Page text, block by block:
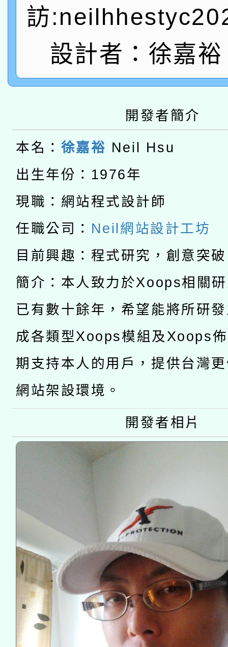
pilot」
有關大陸委員會函釋公
薪期間赴陸應申請許可
轉知經濟部水利署委託
業技術研究院辦理「
用水績優單位及節水達
115年8月22日(星期六
桃園市孔廟祈福系列
開 智慧啟航」
2026年桃園地景藝術
本校115學年度第2次
招甄選結果公告(無人
招)
適應運動共學行動站研
本館辦理115年度閱讀
暨閱讀推動專業研習
礎課程
A3數位素養講師名單
「數位內容與教學軟體
pilot」
有關大陸委員會函釋公
薪期間赴陸應申請許可
轉知經濟部水利署委託
業技術研究院辦理「
用水績優單位及節水達
動」
115年8月22日(星期六
桃園市孔廟祈福系列
開 智慧啟航」
2026年桃園地景藝術
訪
設計者：徐嘉
開發者簡介
本名： 徐嘉裕 Neil Hsu
出生年份：1976年
現職：網站程式設計師
任職公司： Neil網站設計工坊
目前興趣：程式研究，創意突
簡介：本人致力於Xoops相關
已有數十餘年，希望能將所研
成各類型Xoops模組及Xoops
期支持本人的用戶，提供台灣
網站架設環境。
開發者相片